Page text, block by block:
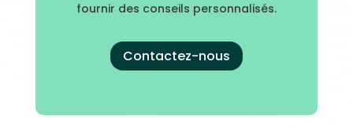
fournir des conseils personnalisés.
Contactez-nous